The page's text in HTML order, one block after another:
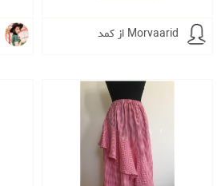
از کمد Morvaarid